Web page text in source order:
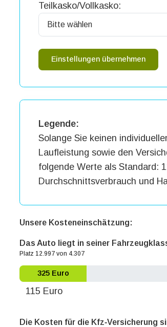
Teilkasko/Vollkasko:
Einstellungen übernehmen
Legende:
Solange Sie keinen
Laufleistung sowie den
folgende Werte als Standard:
Durchschnittsverbrauch und
Unsere Kosteneinschätzung:
Das Auto liegt in seiner
Platz 12.997 von 4.307
325 Euro
115 Euro
Die Kosten für die Kfz‐Versicherung